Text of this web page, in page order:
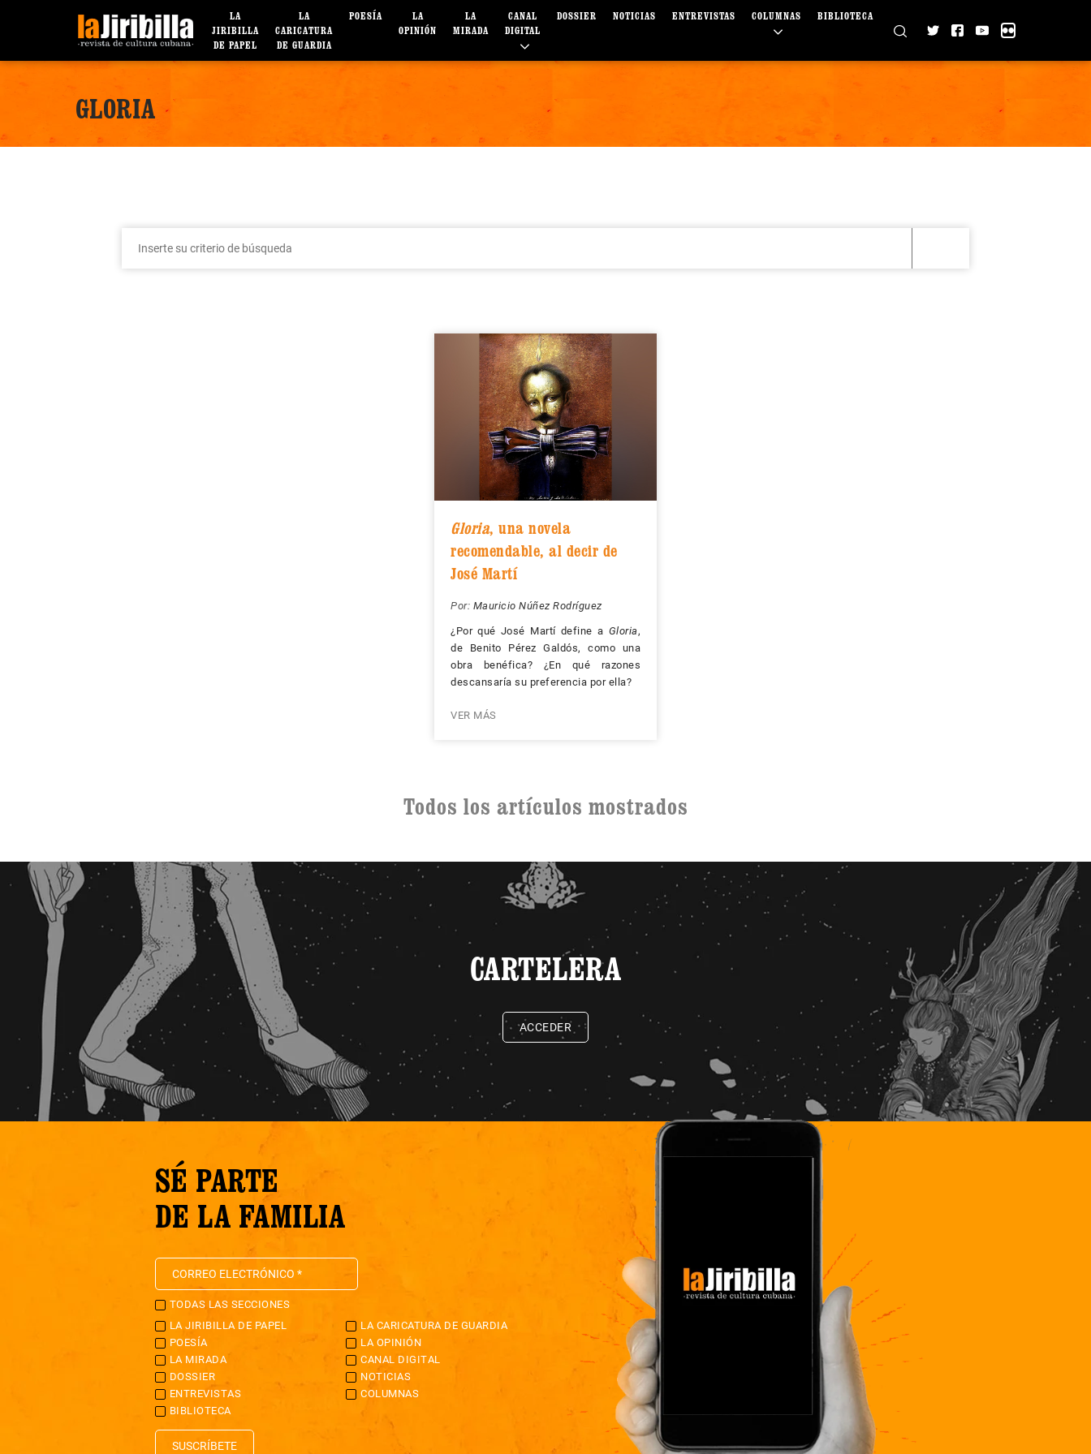
LA
JIRIBILLA
DE PAPEL
LA
CARICATURA
DE GUARDIA
POESÍA
LA
OPINIÓN
LA
MIRADA
CANAL
DIGITAL
DOSSIER NOTICIAS ENTREVISTAS COLUMNAS BIBLIOTECA
GLORIA
Gloria, una novela
recomendable, al decir de
José Martí
Por: Mauricio Núñez Rodríguez
¿Por qué José Martí define a Gloria,
de Benito Pérez Galdós, como una
obra benéfica? ¿En qué razones
descansaría su preferencia por ella?
VER MÁS
Todos los artículos mostrados
CARTELERA
ACCEDER
SÉ PARTE
DE LA FAMILIA
TODAS LAS SECCIONES
LA JIRIBILLA DE PAPEL
LA CARICATURA DE GUARDIA
POESÍA
LA OPINIÓN
LA MIRADA
CANAL DIGITAL
DOSSIER
NOTICIAS
ENTREVISTAS
COLUMNAS
BIBLIOTECA
SUSCRÍBETE